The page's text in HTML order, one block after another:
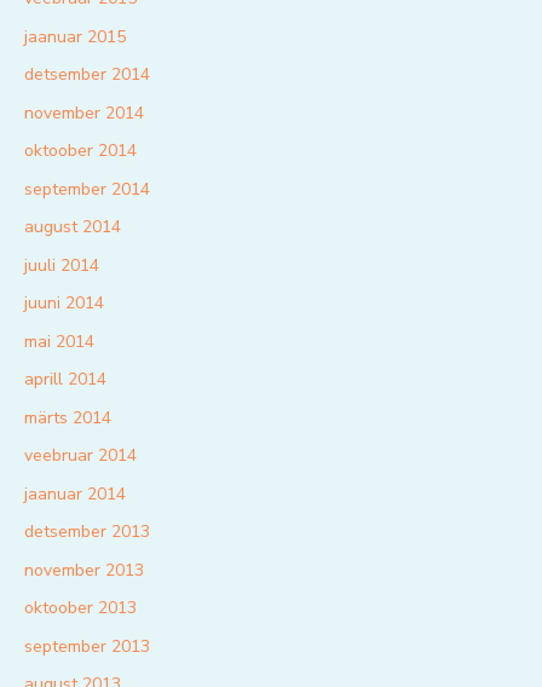
jaanuar 2015
detsember 2014
november 2014
oktoober 2014
september 2014
august 2014
juuli 2014
juuni 2014
mai 2014
aprill 2014
märts 2014
veebruar 2014
jaanuar 2014
detsember 2013
november 2013
oktoober 2013
september 2013